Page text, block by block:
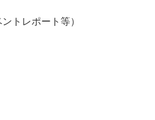
トレポート等）